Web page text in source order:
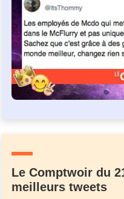
Le Comptwoir du
meilleurs tweets